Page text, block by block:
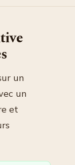
un
un
et